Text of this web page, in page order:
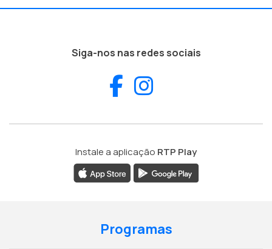
Siga-nos nas redes sociais
Facebook
Instale a aplicação RTP Play
Programas